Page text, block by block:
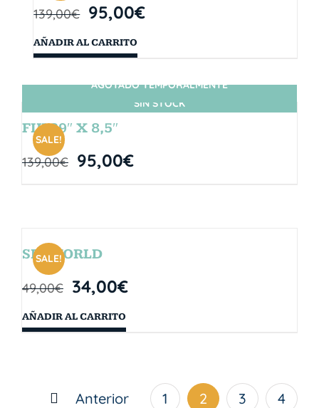
139,00€ 95,00€
AÑADIR AL CARRITO
SIN STOCK
SALE!
AGOTADO TEMPORALMENTE
FIJI 29″ X 8,5″
139,00€ 95,00€
SALE!
SEAWORLD
49,00€ 34,00€
AÑADIR AL CARRITO
Anterior 1 2 3
4